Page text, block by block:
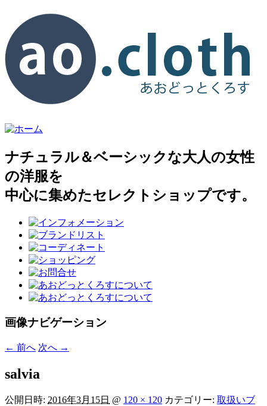
ナチュラル＆ベーシックな大人の女性
の洋服を
中心に集めたセレクトショップです。
画像ナビゲーション
← 前へ 次へ →
salvia
公開日時: 2016年3月15日 @ 120 × 120 カテゴリー: 取扱いブ